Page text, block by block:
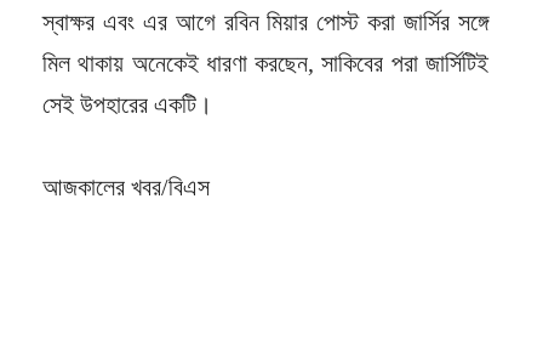
স্বাক্ষর এবং এর আগে রবিন মিয়ার পোস্ট করা জার্সির সঙ্গে
মিল থাকায় অনেকেই ধারণা করছেন, সাকিবের পরা জার্সিটিই
সেই উপহারের একটি।
আজকালের খবর/বিএস